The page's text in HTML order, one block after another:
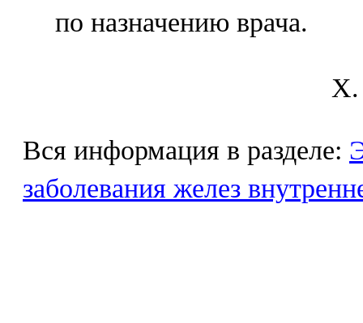
по назначению врача.
X.
Вся информация в разделе:
заболевания желез